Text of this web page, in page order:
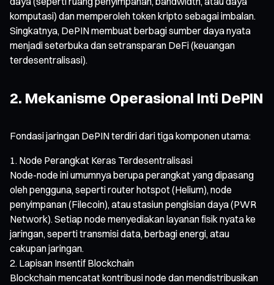
komputasi) dan memperoleh token kripto sebagai imbalan.
Singkatnya, DePIN membuat berbagi sumber daya nyata
menjadi seterbuka dan setransparan DeFi (keuangan
terdesentralisasi).
2. Mekanisme Operasional Inti DePIN
Fondasi jaringan DePIN terdiri dari tiga komponen utama:
Node Perangkat Keras Terdesentralisasi
Node-node ini umumnya berupa perangkat yang dipasang
oleh pengguna, seperti router hotspot (Helium), node
penyimpanan (Filecoin), atau stasiun pengisian daya (PWR
Network). Setiap node menyediakan layanan fisik nyata ke
jaringan, seperti transmisi data, berbagi energi, atau
cakupan jaringan.
Lapisan Insentif Blockchain
Blockchain mencatat kontribusi node dan mendistribusikan